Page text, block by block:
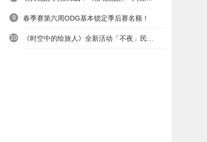
9 春季赛第六周ODG基本锁定季后赛名额！
10